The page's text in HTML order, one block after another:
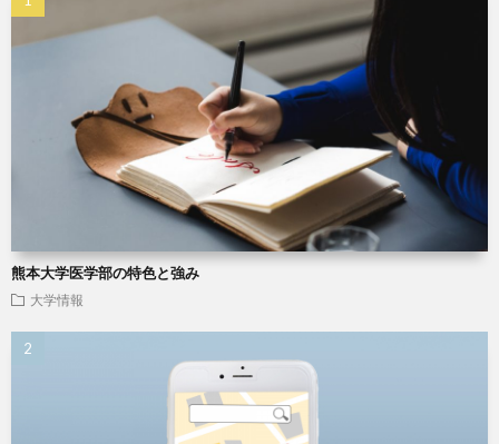
熊本大学医学部の特色と強み
大学情報